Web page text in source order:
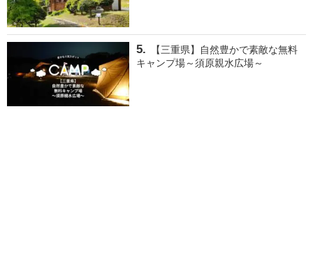
【三重県】自然豊かで素敵な無料
キャンプ場～須原親水広場～